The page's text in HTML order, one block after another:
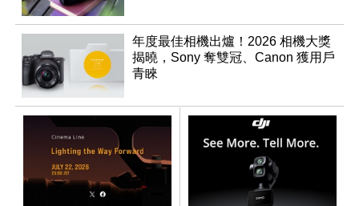
年度最佳相機出爐！2026 相機大獎
揭曉，Sony 奪雙冠、Canon 獲用戶
青睞